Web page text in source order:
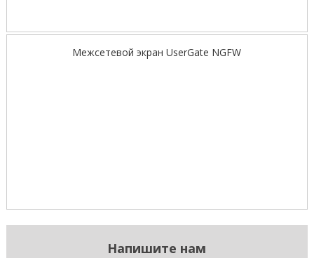
Межсетевой экран UserGate NGFW
Напишите нам